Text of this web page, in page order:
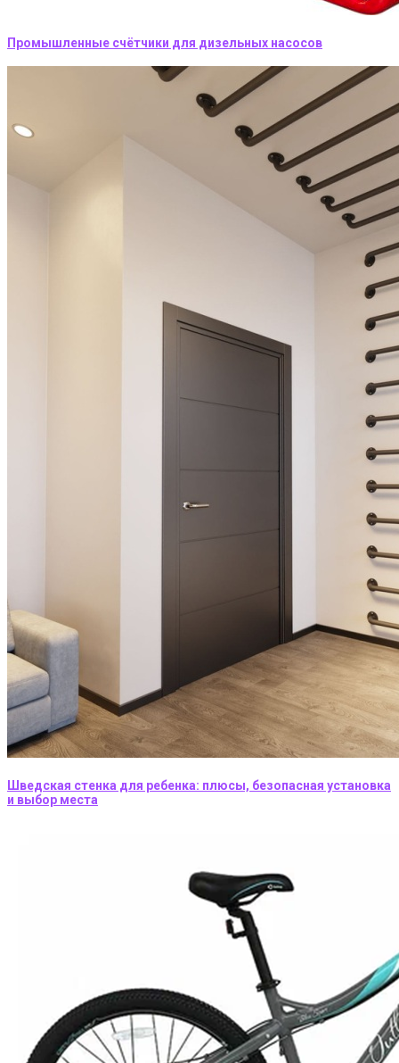
Промышленные счётчики для дизельных насосов
Шведская стенка для ребенка: плюсы, безопасная установка
и выбор места